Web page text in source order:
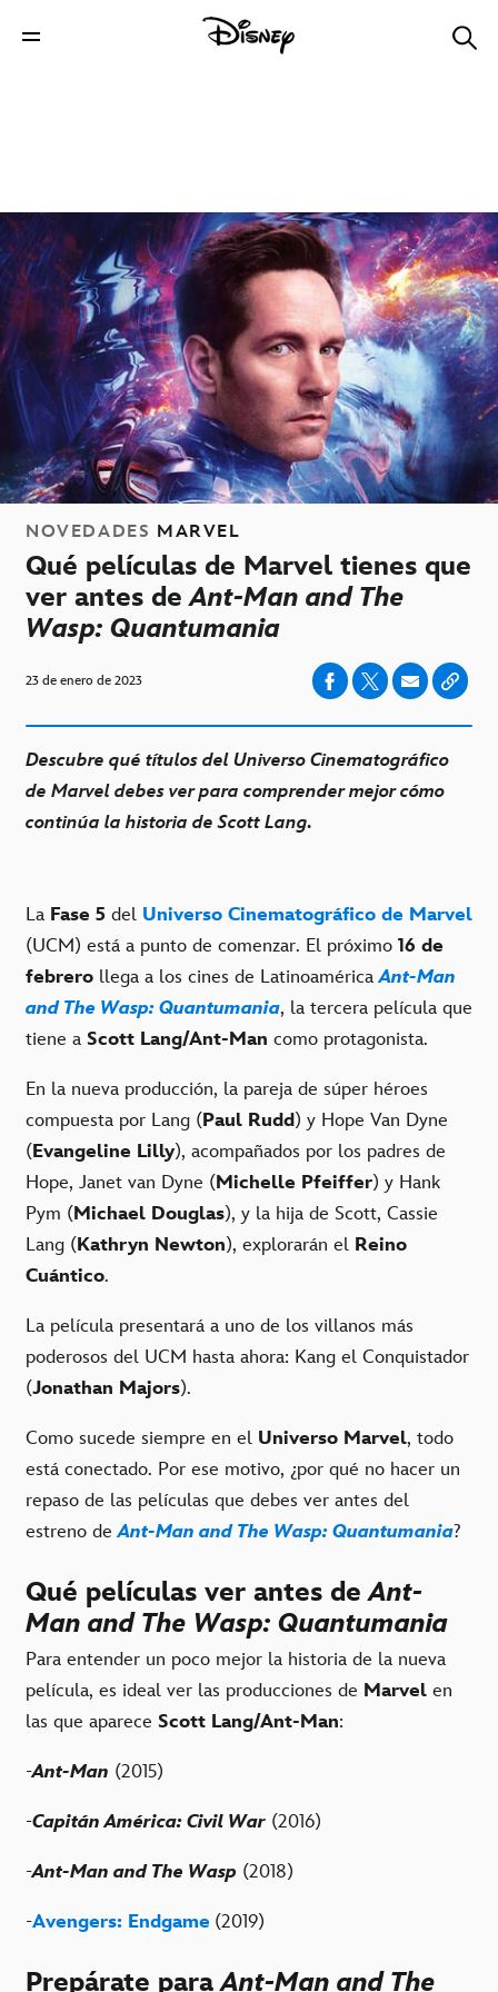
NOVEDADES MARVEL
Qué películas de Marvel tienes que
ver antes deAnt-Man and The
Wasp: Quantumania
23 de enero de 2023
Descubre qué títulos del Universo Cinematográfico
de Marvel debes ver para comprender mejor cómo
continúa la historia de Scott Lang.
La Fase 5 del Universo Cinematográfico de Marvel
(UCM) está a punto de comenzar. El próximo 16 de
febrero llega a los cines de LatinoaméricaAnt-Man
and The Wasp: Quantumania, la tercera película que
tiene a Scott Lang/Ant-Man como protagonista.
En la nueva producción, la pareja de súper héroes
compuesta por Lang (Paul Rudd) y Hope Van Dyne
(Evangeline Lilly), acompañados por los padres de
Hope, Janet van Dyne (Michelle Pfeiffer) y Hank
Pym (Michael Douglas), y la hija de Scott, Cassie
Lang (Kathryn Newton), explorarán el Reino
Cuántico.
La película presentará a uno de los villanos más
poderosos del UCM hasta ahora: Kang el Conquistador
(Jonathan Majors).
Como sucede siempre en el Universo Marvel, todo
está conectado. Por ese motivo, ¿por qué no hacer un
repaso de las películas que debes ver antes del
estreno deAnt-Man and The Wasp: Quantumania?
Qué películas ver antes deAnt-
Man and The Wasp: Quantumania
Para entender un poco mejor la historia de la nueva
película, es ideal ver las producciones de Marvel en
las que aparece Scott Lang/Ant-Man:
-Ant-Man (2015)
-Capitán América: Civil War (2016)
-Ant-Man and The Wasp (2018)
-Avengers: Endgame (2019)
Prepárate paraAnt-Man and The